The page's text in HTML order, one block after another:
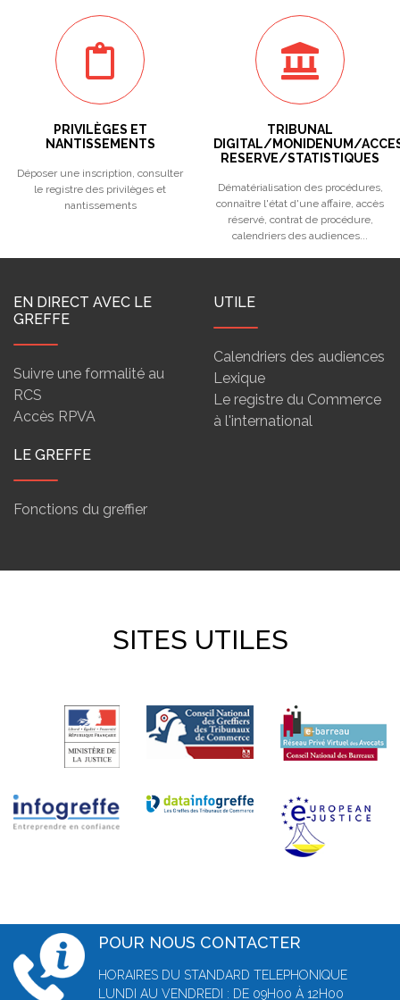
PRIVILÈGES ET
NANTISSEMENTS
Déposer une inscription, consulter
le registre des privilèges et
nantissements
TRIBUNAL
DIGITAL/MONIDENUM/
RESERVE/STATISTIQUES
Dématérialisation des procédures,
connaître l'état d'une affaire, accès
réservé, contrat de procédure,
calendriers des audiences...
EN DIRECT AVEC LE
GREFFE
Suivre une formalité au
RCS
Accès RPVA
UTILE
Calendriers des audiences
Lexique
Le registre du Commerce
à l'international
LE GREFFE
Fonctions du greffier
SITES UTILES
POUR NOUS CONTACTER
HORAIRES DU STANDARD TELEPHONIQUE
LUNDI AU VENDREDI : DE 09H00 À 12H00